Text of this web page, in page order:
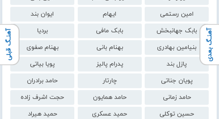
امین رستمی
ایهام
ایوان بند
بابک جهانبخش
بابک مافی
بردیا
بنیامین بهادری
بهنام بانی
بهنام صفوی
پازل بند
پدرام پالیز
پویا بیاتی
پویان جناتی
چارتار
حامد برادران
حامد زمانی
حامد همایون
حجت اشرف زاده
حسین توکلی
حمید عسکری
حمید هیراد
آهنـگ بعدی آهنـگ قبلی